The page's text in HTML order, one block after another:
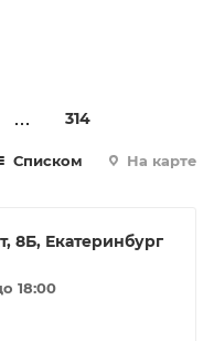
314
Списком На карте
8Б, Екатеринбург
18:00